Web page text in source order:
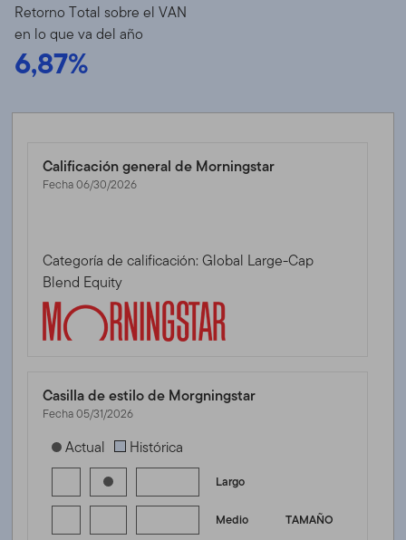
Retorno Total sobre el VAN
en lo que va del año
6,87%
Calificación general de Morningstar
Fecha 06/30/2026
Categoría de calificación: Global Large-Cap
Blend Equity
Casilla de estilo de Morgningstar
Fecha 05/31/2026
[products.morningstar-stylebox-title-sr-equity]
Actual Histórica
Largo
TAMAÑO
Medio